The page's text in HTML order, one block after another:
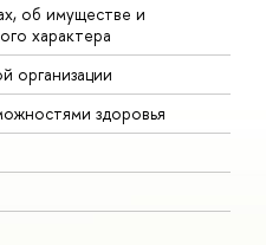
об имуществе и
характера
организации
здоровья